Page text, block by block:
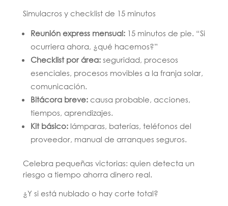
Simulacros y checklist de 15 minutos
Reunión express mensual:15 minutos de pie. “Si
ocurriera ahora, ¿qué hacemos?”
Checklist por área:seguridad, procesos
esenciales, procesos movibles a la franja solar,
comunicación.
Bitácora breve:causa probable, acciones,
tiempos, aprendizajes.
Kit básico:lámparas, baterías, teléfonos del
proveedor, manual de arranques seguros.
Celebra pequeñas victorias: quien detecta un
riesgo a tiempo ahorra dinero real.
¿Y si está nublado o hay corte total?